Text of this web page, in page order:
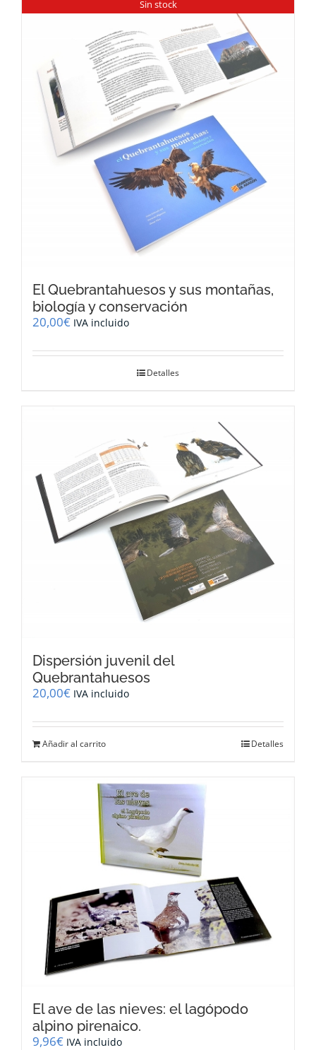
Sin stock
El Quebrantahuesos y sus montañas,
biología y conservación
20,00€ IVA incluido
Detalles
Dispersión juvenil del
Quebrantahuesos
20,00€ IVA incluido
Añadir al carrito Detalles
El ave de las nieves: el lagópodo
alpino pirenaico.
9,96€ IVA incluido